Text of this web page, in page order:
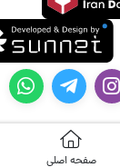
صفحه اصلی